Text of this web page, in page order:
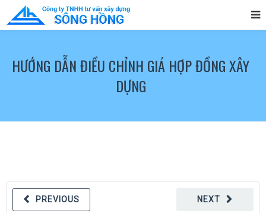
HƯỚNG DẪN ĐIỀU CHỈNH GIÁ HỢP ĐỒNG XÂY
DỰNG
NEXT
PREVIOUS